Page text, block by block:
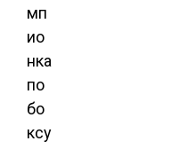
мп
ио
нка
по
бо
ксу